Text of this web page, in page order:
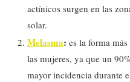
actínicos surgen en las
solar.
Melasma: es la forma
las mujeres, ya que un
mayor incidencia durante